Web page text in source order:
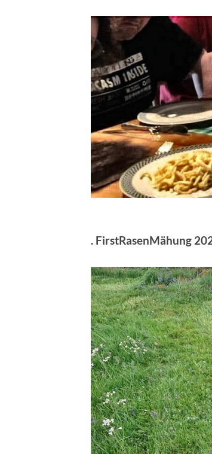
. FirstRasenMähung